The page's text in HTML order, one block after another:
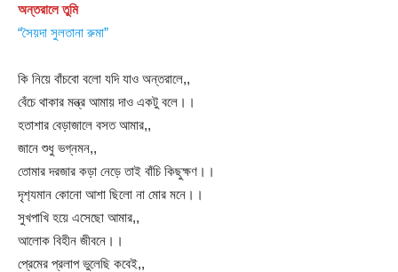
অন্তরালে তুমি
“সৈয়দা সুলতানা রুমা”
কি নিয়ে বাঁচবো বলো যদি যাও অন্তরালে,,
বেঁচে থাকার মন্ত্র আমায় দাও একটু বলে।।
হতাশার বেড়াজালে বসত আমার,,
জানে শুধু ভগ্নমন,,
তোমার দরজার কড়া নেড়ে তাই বাঁচি কিছুক্ষণ।।
দৃশ‍্যমান কোনো আশা ছিলো না মোর মনে।।
সুখপাখি হয়ে এসেছো আমার,,
আলোক বিহীন জীবনে।।
প্রেমের প্রলাপ ভুলেছি কবেই,,